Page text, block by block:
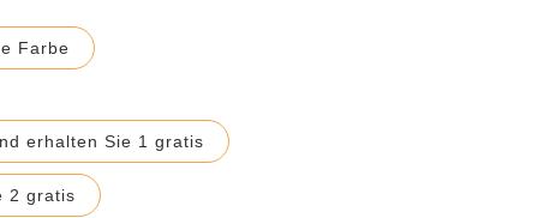
Farbe
erhalten Sie 1 gratis
2 gratis